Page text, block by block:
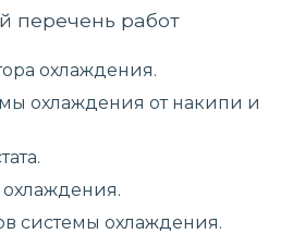
перечень работ
охлаждения.
охлаждения от накипи и
охлаждения.
системы охлаждения.